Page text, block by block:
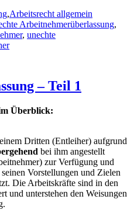
,Arbeitsrecht allgemein
Arbeitnehmerüberlassung,
, unechte
– Teil 1
Überblick:
Dritten (Entleiher) aufgrund
bei ihm angestellt
zur Verfügung und
Vorstellungen und Zielen
Die Arbeitskräfte sind in den
und unterstehen den Weisungen